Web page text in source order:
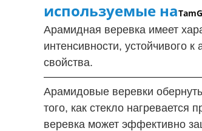
используемые на
Арамидная веревка имеет
интенсивности, устойчивого
свойства.
Арамидовые веревки
того, как стекло
веревка может эффективно